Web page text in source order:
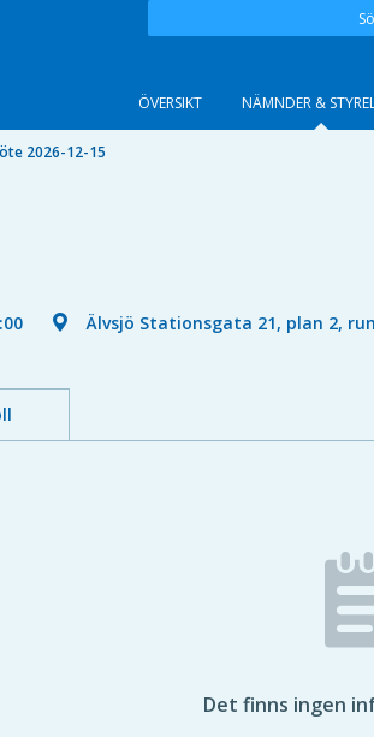
ÖVERSIKT NÄMNDER &
2026-12-15
Älvsjö Stationsgata 21, plan 2,
Det finns ingen